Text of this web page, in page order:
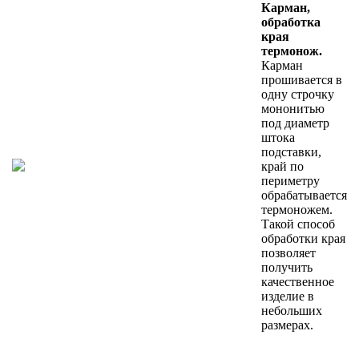
Карман,
обработка
края
термонож.
Карман
прошивается в
одну строчку
мононитью
под диаметр
штока
подставки,
край по
периметру
обрабатывается
термоножем.
Такой способ
обработки края
позволяет
получить
качественное
изделие в
небольших
размерах.